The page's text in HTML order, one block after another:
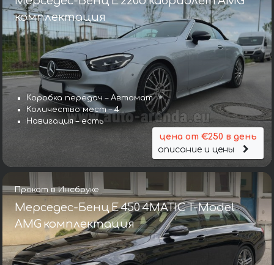
комплектация
Коробка передач – Автомат
Количество мест – 4
Навигация – есть
цена от €250 в день
описание и цены
Прокат в Инсбруке
Мерседес-Бенц E 450 4MATIC T-Model
AMG комплектация